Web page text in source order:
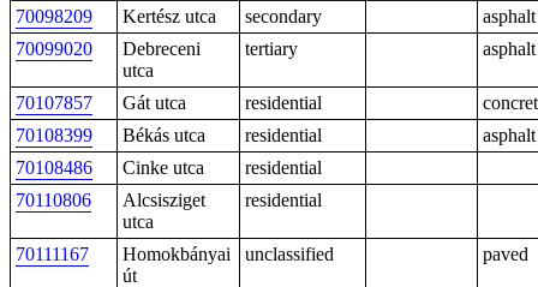
70098209
Kertész utca secondary
asphalt
70099020
Debreceni
utca
tertiary asphalt
70107857 Gát utca residential
70108399
Békás utca residential
asphalt
70108486
Cinke utca
residential
70110806
Alcsisziget
utca
residential
70111167
Homokbányai
út
unclassified paved